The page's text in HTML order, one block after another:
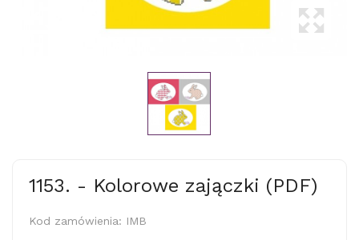
1153. - Kolorowe zajączki (PDF)
Kod zamówienia: IMB